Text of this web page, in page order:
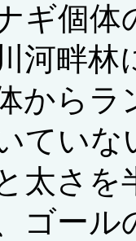
ギ個体
河畔林
からラ
ていな
太さを
ゴール